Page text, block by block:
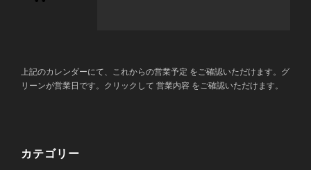
上記のカレンダーにて、これからの営業予定 をご確認いただけます。グ
リーンが営業日です。クリックして 営業内容 をご確認いただけます。
カテゴリー